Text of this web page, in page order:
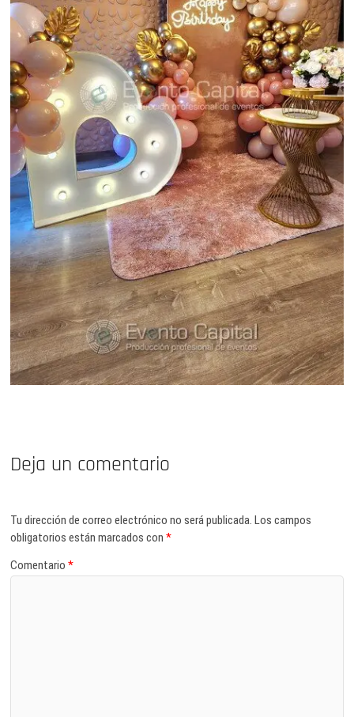
Deja un comentario
Tu dirección de correo electrónico no será publicada. Los campos
obligatorios están marcados con*
Comentario*